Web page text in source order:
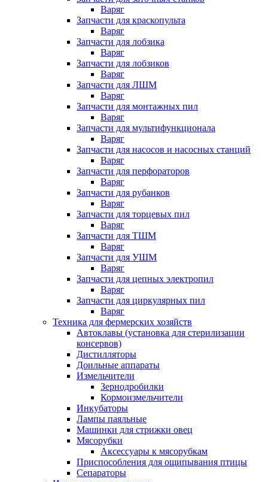
Варяг
Запчасти для краскопульта
Варяг
Запчасти для лобзика
Варяг
Запчасти для лобзиков
Варяг
Запчасти для ЛШМ
Варяг
Запчасти для монтажных пил
Варяг
Запчасти для мультифункционала
Варяг
Запчасти для насосов и насосных станций
Варяг
Запчасти для перфораторов
Варяг
Запчасти для рубанков
Варяг
Запчасти для торцевых пил
Варяг
Запчасти для ТШМ
Варяг
Запчасти для УШМ
Варяг
Запчасти для цепных электропил
Варяг
Запчасти для циркулярных пил
Варяг
Техника для фермерских хозяйств
Автоклавы (установка для стерилизации
консервов)
Дистилляторы
Доильные аппараты
Измельчители
Зернодробилки
Кормоизмельчители
Инкубаторы
Лампы паяльные
Машинки для стрижки овец
Мясорубки
Аксессуары к мясорубкам
Приспособления для ощипывания птицы
Сепараторы